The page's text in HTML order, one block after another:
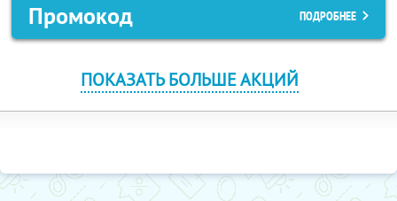
Промокод ПОДРОБНЕЕ
ПОКАЗАТЬ БОЛЬШЕ АКЦИЙ